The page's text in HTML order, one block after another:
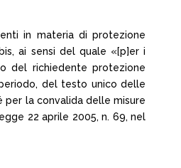
in materia di protezione
ai sensi del quale «[p]er i
del richiedente protezione
del testo unico delle
per la convalida delle misure
22 aprile 2005, n. 69, nel